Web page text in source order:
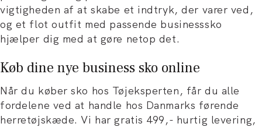
vigtigheden af at skabe et indtryk, der varer ved,
og et flot outfit med passende businesssko
hjælper dig med at gøre netop det.
Køb dine nye business sko online
Når du køber sko hos Tøjeksperten, får du alle
fordelene ved at handle hos Danmarks førende
herretøjskæde. Vi har gratis 499,- hurtig levering,